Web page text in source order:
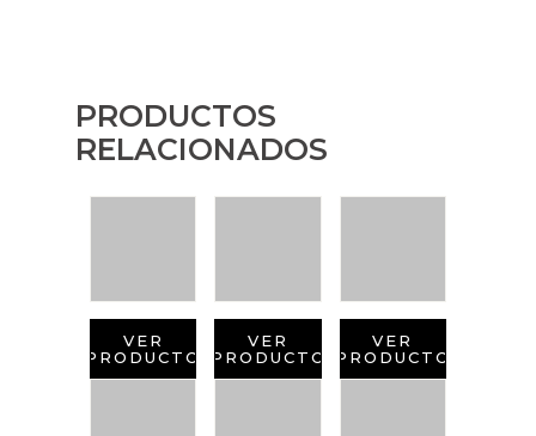
PRODUCTOS
RELACIONADOS
VER
PRODUCTO
VER
PRODUCTO
VER
PRODUCTO